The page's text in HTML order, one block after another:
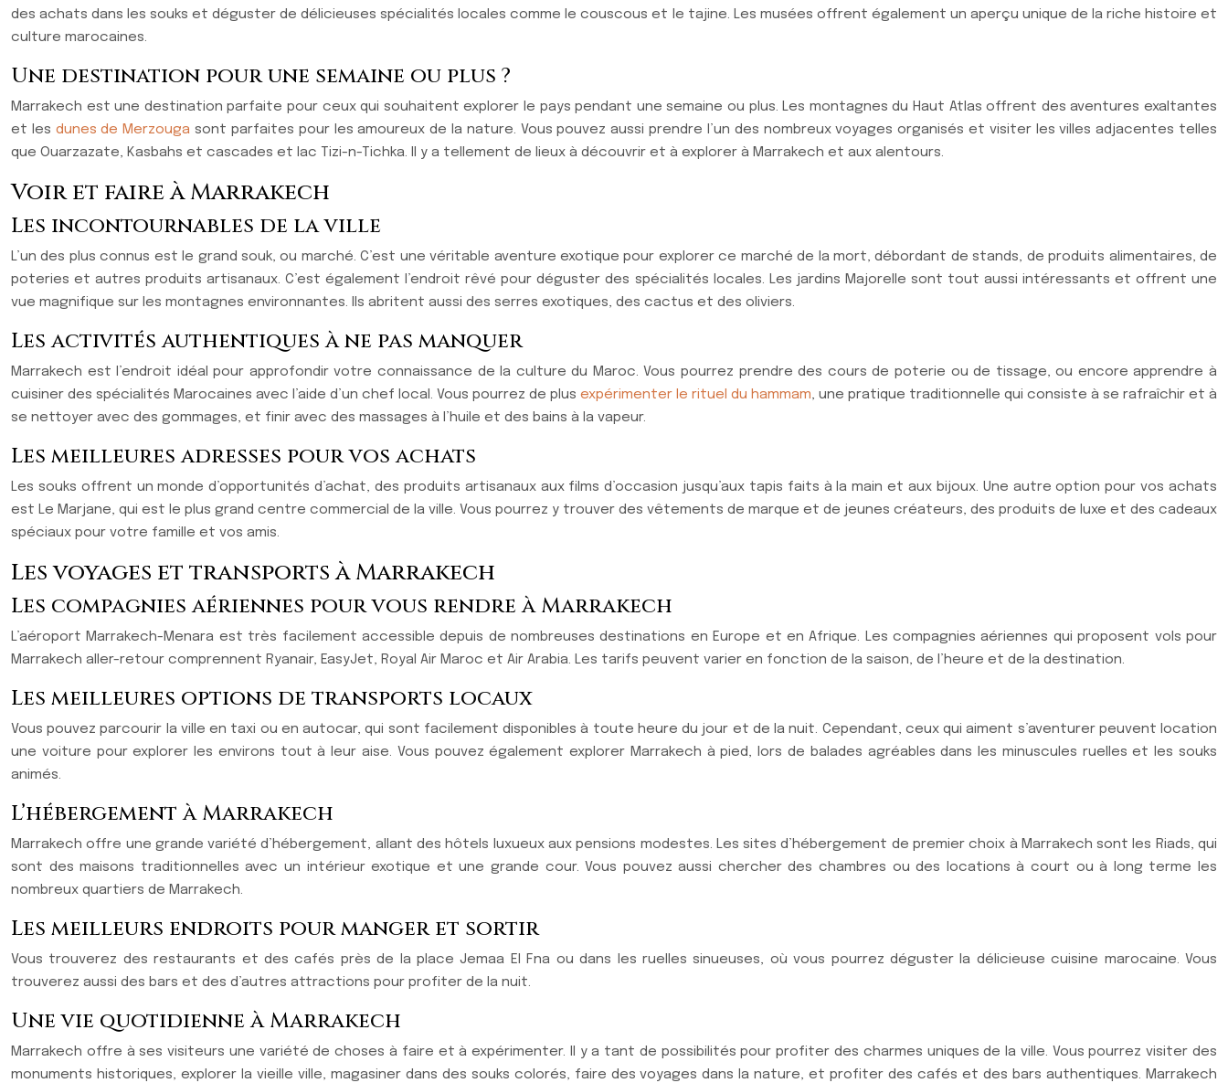
des achats dans les souks et déguster de délicieuses spécialités locales comme le couscous et le tajine. Les musées offrent également un aperçu unique de la riche histoire et
culture marocaines.
Une destination pour une semaine ou plus ?
Marrakech est une destination parfaite pour ceux qui souhaitent explorer le pays pendant une semaine ou plus. Les montagnes du Haut Atlas offrent des aventures exaltantes
et les dunes de Merzouga sont parfaites pour les amoureux de la nature. Vous pouvez aussi prendre l’un des nombreux voyages organisés et visiter les villes adjacentes telles
que Ouarzazate, Kasbahs et cascades et lac Tizi-n-Tichka. Il y a tellement de lieux à découvrir et à explorer à Marrakech et aux alentours.
Voir et faire à Marrakech
Les incontournables de la ville
L’un des plus connus est le grand souk, ou marché. C’est une véritable aventure exotique pour explorer ce marché de la mort, débordant de stands, de produits alimentaires, de
poteries et autres produits artisanaux. C’est également l’endroit rêvé pour déguster des spécialités locales. Les jardins Majorelle sont tout aussi intéressants et offrent une
vue magnifique sur les montagnes environnantes. Ils abritent aussi des serres exotiques, des cactus et des oliviers.
Les activités authentiques à ne pas manquer
Marrakech est l’endroit idéal pour approfondir votre connaissance de la culture du Maroc. Vous pourrez prendre des cours de poterie ou de tissage, ou encore apprendre à
cuisiner des spécialités Marocaines avec l’aide d’un chef local. Vous pourrez de plus expérimenter le rituel du hammam, une pratique traditionnelle qui consiste à se rafraîchir et à
se nettoyer avec des gommages, et finir avec des massages à l’huile et des bains à la vapeur.
Les meilleures adresses pour vos achats
Les souks offrent un monde d’opportunités d’achat, des produits artisanaux aux films d’occasion jusqu’aux tapis faits à la main et aux bijoux. Une autre option pour vos achats
est Le Marjane, qui est le plus grand centre commercial de la ville. Vous pourrez y trouver des vêtements de marque et de jeunes créateurs, des produits de luxe et des cadeaux
spéciaux pour votre famille et vos amis.
Les voyages et transports à Marrakech
Les compagnies aériennes pour vous rendre à Marrakech
L’aéroport Marrakech-Menara est très facilement accessible depuis de nombreuses destinations en Europe et en Afrique. Les compagnies aériennes qui proposent vols pour
Marrakech aller-retour comprennent Ryanair, EasyJet, Royal Air Maroc et Air Arabia. Les tarifs peuvent varier en fonction de la saison, de l’heure et de la destination.
Les meilleures options de transports locaux
Vous pouvez parcourir la ville en taxi ou en autocar, qui sont facilement disponibles à toute heure du jour et de la nuit. Cependant, ceux qui aiment s’aventurer peuvent location
une voiture pour explorer les environs tout à leur aise. Vous pouvez également explorer Marrakech à pied, lors de balades agréables dans les minuscules ruelles et les souks
animés.
L’hébergement à Marrakech
Marrakech offre une grande variété d’hébergement, allant des hôtels luxueux aux pensions modestes. Les sites d’hébergement de premier choix à Marrakech sont les Riads, qui
sont des maisons traditionnelles avec un intérieur exotique et une grande cour. Vous pouvez aussi chercher des chambres ou des locations à court ou à long terme les
nombreux quartiers de Marrakech.
Les meilleurs endroits pour manger et sortir
Vous trouverez des restaurants et des cafés près de la place Jemaa El Fna ou dans les ruelles sinueuses, où vous pourrez déguster la délicieuse cuisine marocaine. Vous
trouverez aussi des bars et des d’autres attractions pour profiter de la nuit.
Une vie quotidienne à Marrakech
Marrakech offre à ses visiteurs une variété de choses à faire et à expérimenter. Il y a tant de possibilités pour profiter des charmes uniques de la ville. Vous pourrez visiter des
monuments historiques, explorer la vieille ville, magasiner dans des souks colorés, faire des voyages dans la nature, et profiter des cafés et des bars authentiques. Marrakech